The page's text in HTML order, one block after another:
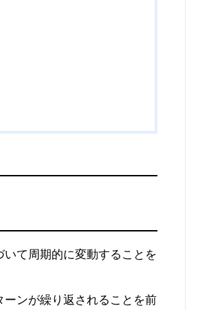
て周期的に変動することを
ンが繰り返されることを前